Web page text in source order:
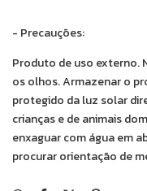
- Precauções:
Produto de uso externo.
os olhos. Armazenar o
protegido da luz solar
crianças e de animais
enxaguar com água em
procurar orientação de